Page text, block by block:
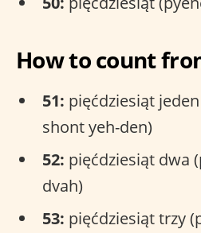
How to count
51: pięćdziesiąt
shont yeh-den)
52: pięćdziesiąt dwa
dvah)
53: pięćdziesiąt trzy